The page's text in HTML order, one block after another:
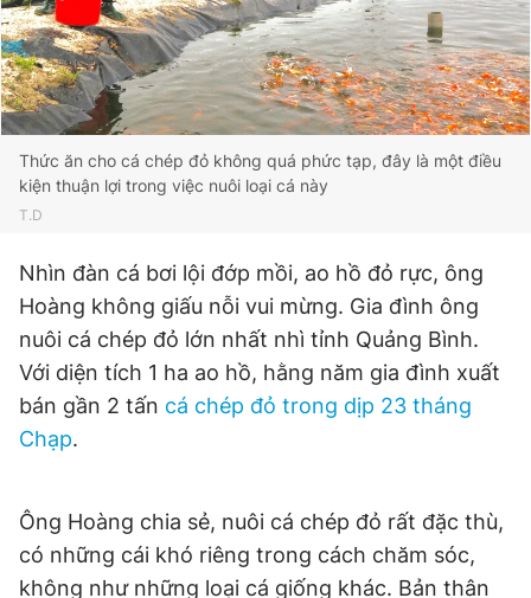
Giấy phép xuất bản số 110/GP - BTTTT cấp ngày 24.3.2020
© 2003-2026 Bản quyền thuộc về Báo Thanh Niên. Cấm sao
chép dưới mọi hình thức nếu không có sự chấp thuận bằng văn
bản. Phát triển bởi ePi Technologies, JSC.
Thức ăn cho cá chép đỏ không quá phức tạp, đây là một điều
kiện thuận lợi trong việc nuôi loại cá này
T.D
Nhìn đàn cá bơi lội đớp mồi, ao hồ đỏ rực, ông
Hoàng không giấu nỗi vui mừng. Gia đình ông
nuôi cá chép đỏ lớn nhất nhì tỉnh Quảng Bình.
Với diện tích 1 ha ao hồ, hằng năm gia đình xuất
bán gần 2 tấn cá chép đỏ trong dịp 23 tháng
Chạp.
Ông Hoàng chia sẻ, nuôi cá chép đỏ rất đặc thù,
có những cái khó riêng trong cách chăm sóc,
không như những loại cá giống khác. Bản thân